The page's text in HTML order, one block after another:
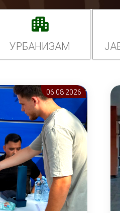
УРБАНИЗАМ
06.08 2026